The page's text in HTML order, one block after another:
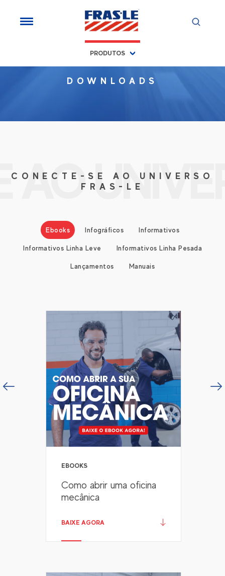
PRODUTOS
DOWNLOADS
AO
CONECTE-SE AO UNIVERSO
FRAS-LE
Ebooks Infográficos Informativos
Informativos Linha Leve Informativos Linha Pesada
Lançamentos Manuais
EBOOKS
Como abrir uma oficina
mecânica
BAIXE AGORA
Next